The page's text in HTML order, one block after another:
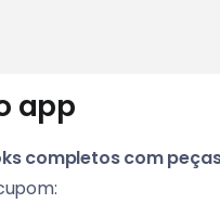
app
completos com